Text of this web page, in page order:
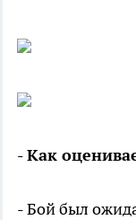
- Как
- Бой был